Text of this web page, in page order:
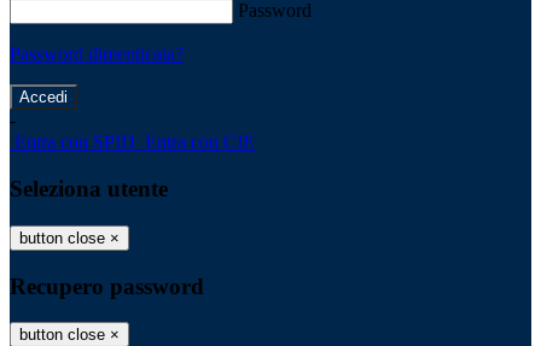
Password
Password dimenticata?
-
Entra con SPID Entra con CIE
Seleziona utente
button close ×
Recupero password
button close ×